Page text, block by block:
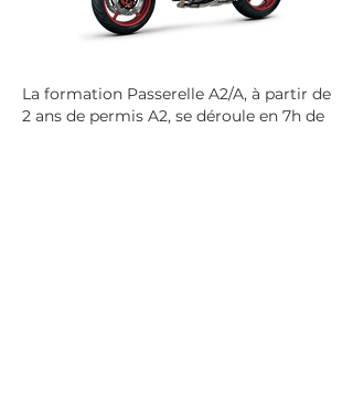
La formation Passerelle A2/A, à partir de
2 ans de permis A2, se déroule en 7h de